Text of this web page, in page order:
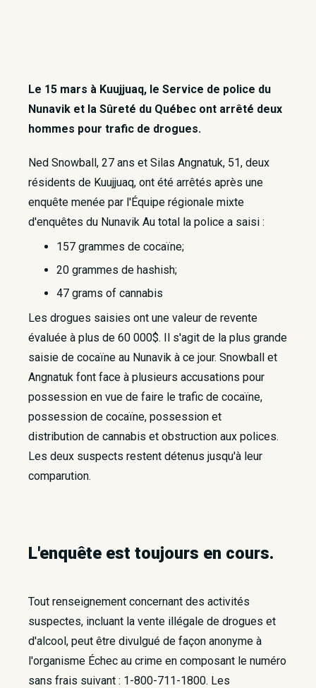
Le 15 mars à Kuujjuaq, le Service de police du
Nunavik et la Sûreté du Québec ont arrêté deux
hommes pour trafic de drogues.
​Ned Snowball, 27 ans et Silas Angnatuk, 51, deux
résidents de Kuujjuaq, ont été arrêtés après une
enquête menée par l'Équipe régionale mixte
d'enquêtes du Nunavik Au total la police a saisi :
157 grammes de cocaïne;
20 grammes de hashish​;
47 grams of cannabis
Les drogues saisies ont une valeur de revente
évaluée à plus de 60 000$. Il s'agit de la plus grande
saisie de cocaïne au Nunavik à ce jour. Snowball et
Angnatuk font face à plusieurs accusations pour
possession ​en vue de faire le trafic de cocaïne,
possession de cocaïne, possession et
distribution de cannabis et obstruction aux polices.
Les deux suspects restent détenus jusqu'à leur
comparution.
L'enquête est toujours en cours. ​ ​
Tout renseignement concernant des activités
suspectes, incluant la vente illégale de drogues et
d'alcool, peut être divulgué de façon anonyme à
l'organisme Échec au crime en composant le numéro
sans frais suivant : 1-800-711-1800. Les